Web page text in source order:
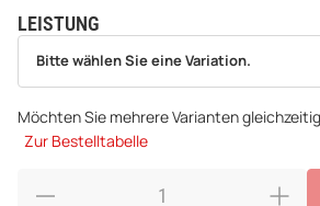
LEISTUNG
wählen
Bitte wählen Sie eine Variation.
Möchten Sie mehrere Varianten
Zur Bestelltabelle